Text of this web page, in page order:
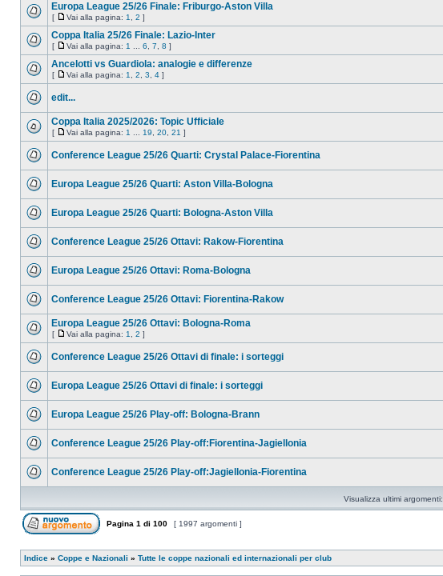
Europa League 25/26 Finale: Friburgo-Aston Villa
[ Vai alla pagina: 1 2 ]
Coppa Italia 25/26 Finale: Lazio-Inter
[ Vai alla pagina: 1 6 7 8 ]
Ancelotti vs Guardiola: analogie e differenze
[ Vai alla pagina: 1 2 3 4 ]
edit...
Coppa Italia 2025/2026: Topic Ufficiale
[ Vai alla pagina: 1 19 20 21 ]
Conference League 25/26 Quarti: Crystal Palace-Fiorentina
Europa League 25/26 Quarti: Aston Villa-Bologna
Europa League 25/26 Quarti: Bologna-Aston Villa
Conference League 25/26 Ottavi: Rakow-Fiorentina
Europa League 25/26 Ottavi: Roma-Bologna
Conference League 25/26 Ottavi: Fiorentina-Rakow
Europa League 25/26 Ottavi: Bologna-Roma
[ Vai alla pagina: 1 2 ]
Conference League 25/26 Ottavi di finale: i sorteggi
Europa League 25/26 Ottavi di finale: i sorteggi
Europa League 25/26 Play-off: Bologna-Brann
Conference League 25/26 Play-off:Fiorentina-Jagiellonia
Conference League 25/26 Play-off:Jagiellonia-Fiorentina
Visualizza ultimi argomenti:
Pagina 1 di 100 [ 1997 argomenti ]
Indice » Coppe e Nazionali » Tutte le coppe nazionali ed internazionali per club